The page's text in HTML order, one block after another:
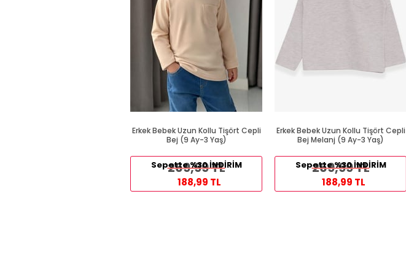
Erkek Bebek Uzun Kollu Tişört Cepli
Bej (9 Ay-3 Yaş)
269,99 TL
Sepette %30 İNDİRİM
188,99 TL
Erkek Bebek Uzun Kollu Tişört Cepli
Bej Melanj (9 Ay-3 Yaş)
269,99 TL
Sepette %30 İNDİRİM
188,99 TL